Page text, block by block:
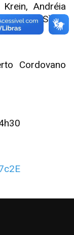
Andréia
(UFES).
Cordovano